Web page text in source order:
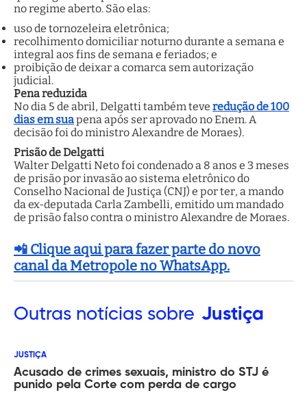
no regime aberto. São elas:
uso de tornozeleira eletrônica;
recolhimento domiciliar noturno durante a semana e
integral aos fins de semana e feriados; e
proibição de deixar a comarca sem autorização
judicial.
Pena reduzida
No dia 5 de abril, Delgatti também teve redução de 100
dias em suapena após ser aprovado no Enem. A
decisão foi do ministro Alexandre de Moraes).
Prisão de Delgatti
Walter Delgatti Neto foi condenado a 8 anos e 3 meses
de prisão por invasão ao sistema eletrônico do
Conselho Nacional de Justiça (CNJ) e por ter, a mando
da ex-deputada Carla Zambelli, emitido um mandado
de prisão falso contra o ministro Alexandre de Moraes.
📲 Clique aqui para fazer parte do novo
canal da Metropole no WhatsApp.
Outras notícias sobre Justiça
JUSTIÇA
Acusado de crimes sexuais, ministro do STJ é
punido pela Corte com perda de cargo